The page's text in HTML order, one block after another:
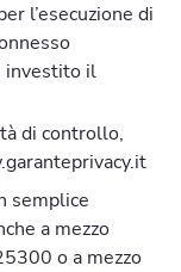
l’esecuzione di
investito il
di controllo,
semplice
a mezzo
o a mezzo